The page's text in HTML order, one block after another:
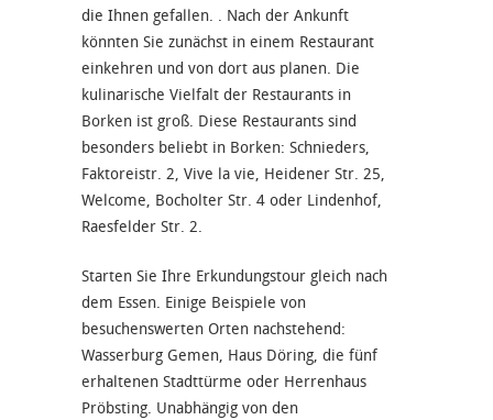
die Ihnen gefallen. . Nach der Ankunft
könnten Sie zunächst in einem Restaurant
einkehren und von dort aus planen. Die
kulinarische Vielfalt der Restaurants in
Borken ist groß. Diese Restaurants sind
besonders beliebt in Borken: Schnieders,
Faktoreistr. 2, Vive la vie, Heidener Str. 25,
Welcome, Bocholter Str. 4 oder Lindenhof,
Raesfelder Str. 2.
Starten Sie Ihre Erkundungstour gleich nach
dem Essen. Einige Beispiele von
besuchenswerten Orten nachstehend:
Wasserburg Gemen, Haus Döring, die fünf
erhaltenen Stadttürme oder Herrenhaus
Pröbsting. Unabhängig von den